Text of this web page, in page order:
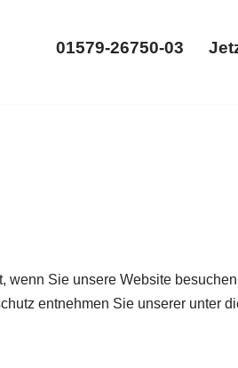
01579-26750-03
Sie unsere Website
entnehmen Sie unserer unter